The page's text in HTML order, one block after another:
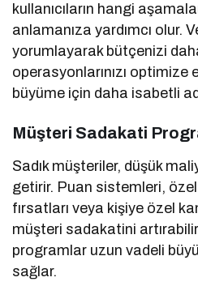
kullanıcıların hangi
anlamanıza yardımcı olur.
yorumlayarak bütçenizi
operasyonlarınızı optimize
büyüme için daha isabetli
Müşteri Sadakati
Sadık müşteriler, düşük
getirir. Puan sistemleri,
fırsatları veya kişiye özel
müşteri sadakatini
programlar uzun vadeli
sağlar.